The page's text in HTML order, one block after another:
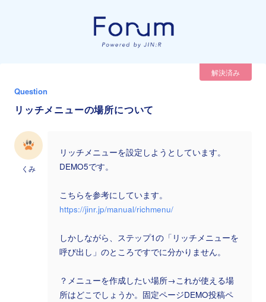
解決済み
Question
リッチメニューの場所について
くみ
リッチメニューを設定しようとしています。
DEMO5です。
こちらを参考にしています。
https://jinr.jp/manual/richmenu/
しかしながら、ステップ1の「リッチメニューを
呼び出し」のところですでに分かりません。
？メニューを作成したい場所→これが使える場
所はどこでしょうか。固定ページDEMO投稿ペ